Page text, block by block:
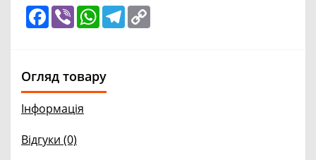
Facebook
Viber WhatsApp
Telegram
Огляд товару
Інформація
Відгуки (0)